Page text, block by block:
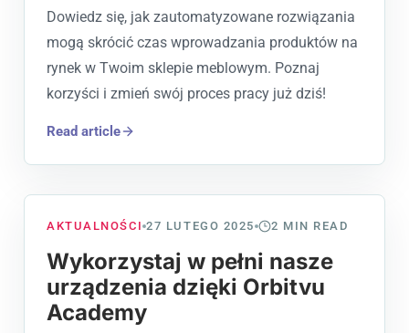
Dowiedz się, jak zautomatyzowane rozwiązania
mogą skrócić czas wprowadzania produktów na
rynek w Twoim sklepie meblowym. Poznaj
korzyści i zmień swój proces pracy już dziś!
Read article
AKTUALNOŚCI 27 LUTEGO 2025 2 MIN READ
Wykorzystaj w pełni nasze
urządzenia dzięki Orbitvu
Academy